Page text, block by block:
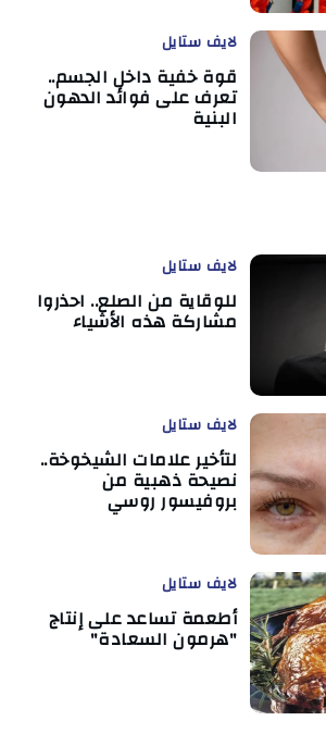
لايف ستايل
قوة خفية داخل الجسم..
تعرف على فوائد الدهون
البنية
لايف ستايل
للوقاية من الصلع.. احذروا
مشاركة هذه الأشياء
لايف ستايل
لتأخير علامات الشيخوخة..
نصيحة ذهبية من
بروفيسور روسي
لايف ستايل
أطعمة تساعد على إنتاج
"هرمون السعادة"